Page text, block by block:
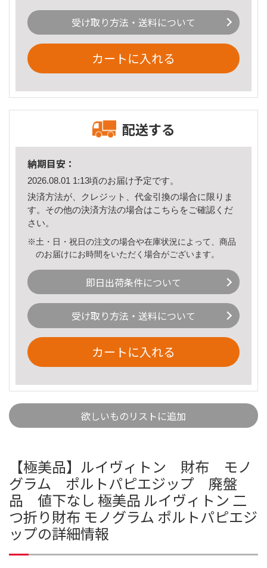
受け取り方法・送料について
カートに入れる
配送する
納期目安：
2026.08.01 1:13頃のお届け予定です。
決済方法が、クレジット、代金引換の場合に限りま
す。その他の決済方法の場合はこちら をご確認くだ
さい。
※土・日・祝日の注文の場合や在庫状況によって、商品
のお届けにお時間をいただく場合がございます。
即日出荷条件について
受け取り方法・送料について
カートに入れる
欲しいものリストに追加
【極美品】ルイヴィトン 財布 モノ
グラム ポルトパピエジップ 廃盤
品 値下なし 極美品 ルイヴィトン 二
つ折り財布 モノグラム ポルトパピエジ
ップの詳細情報